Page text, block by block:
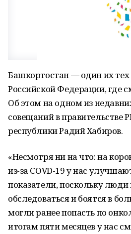
Башкортостан — один их тех
Российской Федерации, где
Об этом на одном из
совещаний в правительстве
республики Радий Хабиров.
«Несмотря ни на что: на
из-за COVD-19 у нас
показатели, поскольку люди
обследоваться и боятся в
могли ранее попасть по
итогам пяти месяцев у нас